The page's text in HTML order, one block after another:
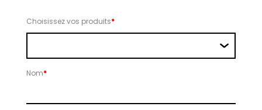
Choisissez vos produits*
Nom*